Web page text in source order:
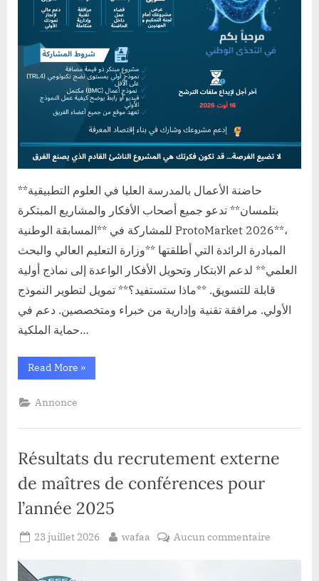
**حاضنة الأعمال بالمدرسة العليا في العلوم التطبيقية
بتلمسان** تدعو جميع أصحاب الأفكار والمشاريع المبتكرة
للمشاركة في **المسابقة الوطنية ProtoMarket 2026**،
المبادرة الرائدة التي أطلقتها **وزارة التعليم العالي والبحث
العلمي** لدعم الابتكار وتحويل الأفكار الواعدة إلى نماذج أولية
قابلة للتسويق. **ماذا ستستفيد؟** تمويل لتطوير النموذج
الأولي. مرافقة تقنية وإدارية من خبراء ومتخصصين. دعم في
حماية الملكية…
Read More “**حوّل
فكرتك
مع
»
Annonce
Résultats du recrutement externe
de maîtres de conférences pour
l’année 2025
Posted
23 juillet 2026 By
wafaa Aucun commentairesur